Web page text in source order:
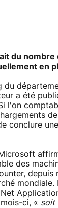
du
en
a été
l'on
conclure
des
ci, « soit